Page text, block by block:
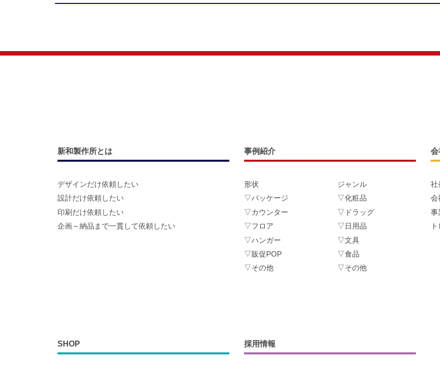
新和製作所とは
デザインだけ依頼したい
設計だけ依頼したい
印刷だけ依頼したい
企画～納品まで一貫して依頼したい
事例紹介
形状
▽パッケージ
▽カウンター
▽フロア
▽ハンガー
▽販促POP
▽その他
ジャンル
▽化粧品
▽ドラッグ
▽日用品
▽文具
▽食品
▽その他
会
社
会
事
SHOP 採用情報